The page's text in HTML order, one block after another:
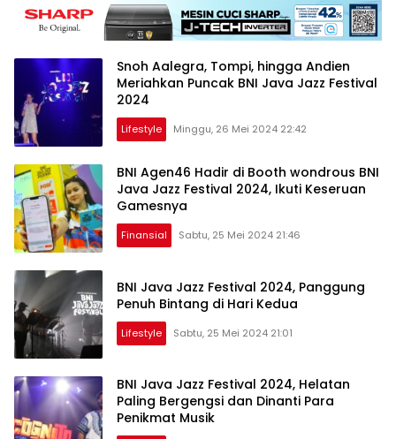
Snoh Aalegra, Tompi, hingga Andien
Meriahkan Puncak BNI Java Jazz Festival
2024
Lifestyle Minggu, 26 Mei 2024 22:42
BNI Agen46 Hadir di Booth wondrous BNI
Java Jazz Festival 2024, Ikuti Keseruan
Gamesnya
Finansial Sabtu, 25 Mei 2024 21:46
BNI Java Jazz Festival 2024, Panggung
Penuh Bintang di Hari Kedua
Lifestyle Sabtu, 25 Mei 2024 21:01
BNI Java Jazz Festival 2024, Helatan
Paling Bergengsi dan Dinanti Para
Penikmat Musik